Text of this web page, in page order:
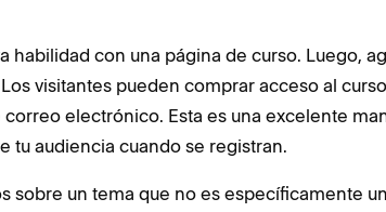
habilidad con una página de curso. Luego,
visitantes pueden comprar acceso al
electrónico. Esta es una excelente
tu audiencia cuando se registran.
sobre un tema que no es específicamente